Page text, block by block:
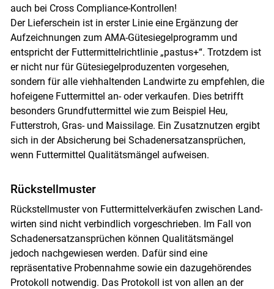
auch bei Cross Compliance-Kontrollen!
Der Lieferschein ist in erster Linie eine Ergänzung der
Aufzeichnungen zum AMA-Gütesiegelprogramm und
entspricht der Futtermittelrichtlinie „pastus+“. Trotzdem ist
er nicht nur für Gütesiegelproduzenten vorgesehen,
sondern für alle viehhaltenden Landwirte zu empfehlen, die
hofeigene Futtermittel an- oder verkaufen. Dies betrifft
besonders Grundfuttermittel wie zum Beispiel Heu,
Futterstroh, Gras- und Maissilage. Ein Zusatznutzen ergibt
sich in der Absicherung bei Schadenersatzansprüchen,
wenn Futtermittel Qualitätsmängel aufweisen.
Rückstellmuster
Rückstellmuster von Futtermittelverkäufen zwischen Land­
wirten sind nicht verbindlich vorgeschrieben. Im Fall von
Schadenersatzansprüchen können Qualitätsmängel
jedoch nachgewiesen werden. Dafür sind eine
repräsentative Probennahme sowie ein dazugehörendes
Protokoll notwendig. Das Protokoll ist von allen an der